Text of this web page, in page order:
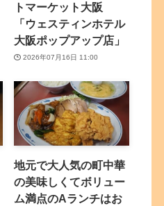
トマーケット大阪
「ウェスティンホテル
大阪ポップアップ店」
2026年07月16日 11:00
地元で大人気の町中華
の美味しくてボリュー
ム満点のAランチはお